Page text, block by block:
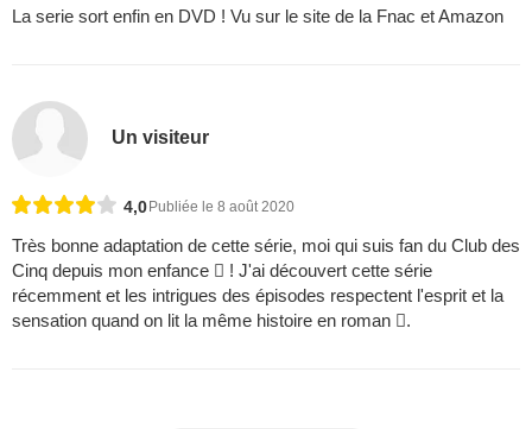
La serie sort enfin en DVD ! Vu sur le site de la Fnac et Amazon
Un visiteur
4,0 Publiée le 8 août 2020
Très bonne adaptation de cette série, moi qui suis fan du Club des
Cinq depuis mon enfance  ! J'ai découvert cette série
récemment et les intrigues des épisodes respectent l'esprit et la
sensation quand on lit la même histoire en roman .